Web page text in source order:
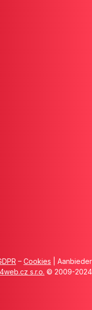
– Cookies | Aanbieder
s.r.o. © 2009-2024